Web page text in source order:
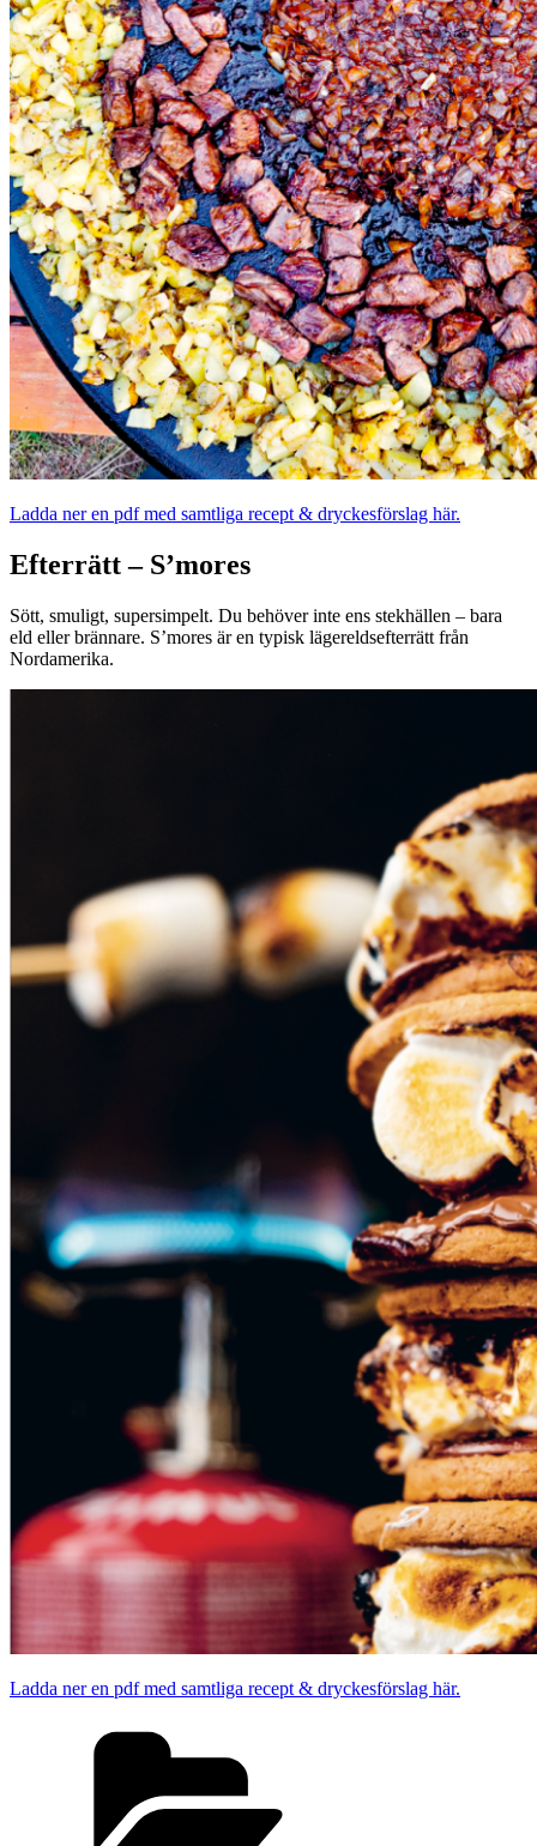
Ladda ner en pdf med samtliga recept & dryckesförslag här.
Efterrätt – S’mores
Sött, smuligt, supersimpelt. Du behöver inte ens stekhällen – bara
eld eller brännare. S’mores är en typisk lägereldsefterrätt från
Nordamerika.
Ladda ner en pdf med samtliga recept & dryckesförslag här.